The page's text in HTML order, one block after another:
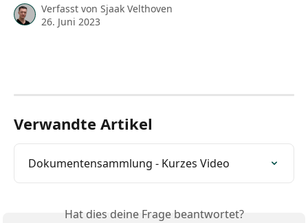
Verfasst von Sjaak Velthoven
26. Juni 2023
Verwandte Artikel
Dokumentensammlung - Kurzes Video
Hat dies deine Frage beantwortet?